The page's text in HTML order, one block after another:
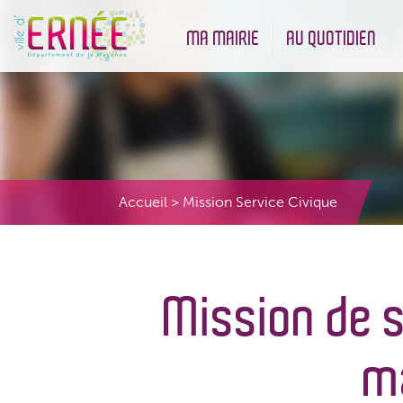
MA MAIRIE AU QUOTIDIEN
Accueil > Mission Service Civique
Mission de